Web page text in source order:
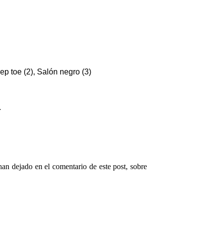
toe (2), Salón negro (3)
dejado en el comentario de este post, sobre